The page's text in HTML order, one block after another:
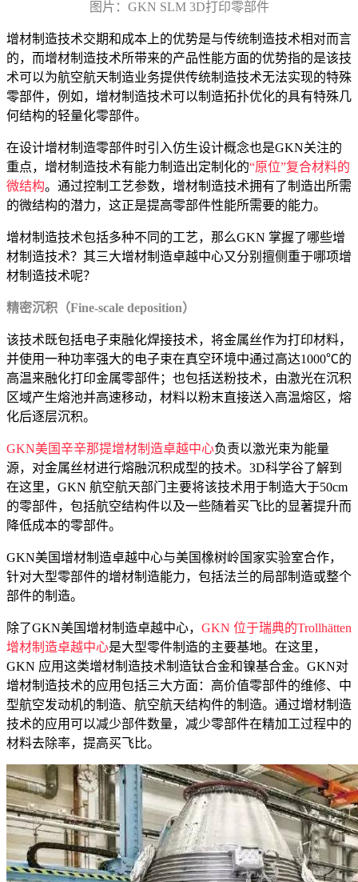
图片：GKN SLM 3D打印零部件
增材制造技术交期和成本上的优势是与传统制造技术相对而言
的，而增材制造技术所带来的产品性能方面的优势指的是该技
术可以为航空航天制造业务提供传统制造技术无法实现的特殊
零部件，例如，增材制造技术可以制造拓扑优化的具有特殊几
何结构的轻量化零部件。
在设计增材制造零部件时引入仿生设计概念也是GKN关注的
重点，增材制造技术有能力制造出定制化的“原位”复合材料的
微结构。通过控制工艺参数，增材制造技术拥有了制造出所需
的微结构的潜力，这正是提高零部件性能所需要的能力。
增材制造技术包括多种不同的工艺，那么GKN 掌握了哪些增
材制造技术？其三大增材制造卓越中心又分别擅侧重于哪项增
材制造技术呢？
精密沉积（Fine-scale deposition）
该技术既包括电子束融化焊接技术，将金属丝作为打印材料，
并使用一种功率强大的电子束在真空环境中通过高达1000℃的
高温来融化打印金属零部件；也包括送粉技术，由激光在沉积
区域产生熔池并高速移动，材料以粉末直接送入高温熔区，熔
化后逐层沉积。
GKN美国辛辛那提增材制造卓越中心负责以激光束为能量
源，对金属丝材进行熔融沉积成型的技术。3D科学谷了解到
在这里，GKN 航空航天部门主要将该技术用于制造大于50cm
的零部件，包括航空结构件以及一些随着买飞比的显著提升而
降低成本的零部件。
GKN美国增材制造卓越中心与美国橡树岭国家实验室合作，
针对大型零部件的增材制造能力，包括法兰的局部制造或整个
部件的制造。
除了GKN美国增材制造卓越中心， GKN 位于瑞典的Trollhätten
增材制造卓越中心是大型零件制造的主要基地。在这里，
GKN 应用这类增材制造技术制造钛合金和镍基合金。GKN对
增材制造技术的应用包括三大方面：高价值零部件的维修、中
型航空发动机的制造、航空航天结构件的制造。通过增材制造
技术的应用可以减少部件数量，减少零部件在精加工过程中的
材料去除率，提高买飞比。